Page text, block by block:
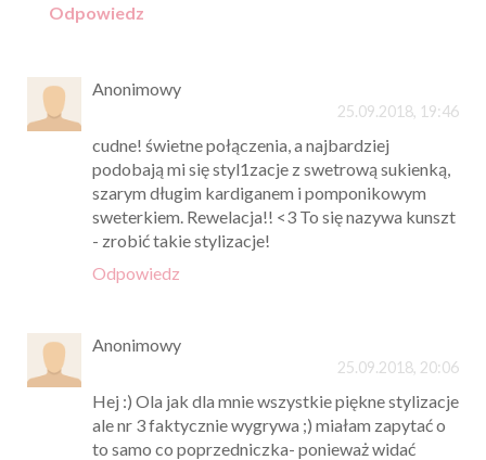
Odpowiedz
Anonimowy
25.09.2018, 19:46
cudne! świetne połączenia, a najbardziej
podobają mi się styl1zacje z swetrową sukienką,
szarym długim kardiganem i pomponikowym
sweterkiem. Rewelacja!! <3 To się nazywa kunszt
- zrobić takie stylizacje!
Odpowiedz
Anonimowy
25.09.2018, 20:06
Hej :) Ola jak dla mnie wszystkie piękne stylizacje
ale nr 3 faktycznie wygrywa ;) miałam zapytać o
to samo co poprzedniczka- ponieważ widać